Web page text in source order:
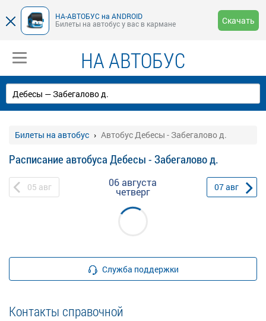
НА-АВТОБУС на ANDROID
Билеты на автобус у вас в кармане
Скачать
НА АВТОБУС
Билеты на автобус Автобус Дебесы - Забегалово д.
Расписание автобуса Дебесы - Забегалово д.
05 авг 06 августа
четверг 07авг
Служба поддержки
Контакты справочной